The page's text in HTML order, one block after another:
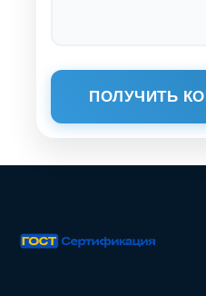
ПОЛУЧИТЬ